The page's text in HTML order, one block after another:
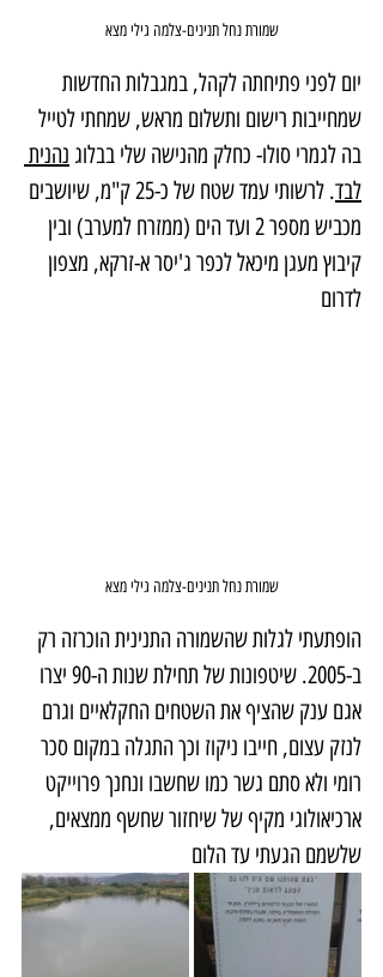
שמורת נחל תנינים-צלמה גילי מצא
יום לפני פתיחתה לקהל, במגבלות החדשות
שמחייבות רישום ותשלום מראש, שמחתי לטייל
בה לגמרי סולו- כחלק מהנישה שלי בבלוג נהנית
לבד
. לרשותי עמד שטח של כ-25 ק"מ, שיושבים
מכביש מספר 2 ועד הים (ממזרח למערב) ובין
קיבוץ מעגן מיכאל לכפר ג'יסר א-זרקא, מצפון
לדרום
שמורת נחל תנינים-צלמה גילי מצא
הופתעתי לגלות שהשמורה התנינית הוכרזה רק
ב-2005. שיטפונות של תחילת שנות ה-90 יצרו
אגם ענק שהציף את השטחים החקלאיים וגרם
לנזק עצום, חייבו ניקוז וכך התגלה במקום סכר
רומי ולא סתם גשר כמו שחשבו ונחנך פרוייקט
ארכיאולוגי מקיף של שיחזור שחשף ממצאים,
שלשמם הגעתי עד הלום